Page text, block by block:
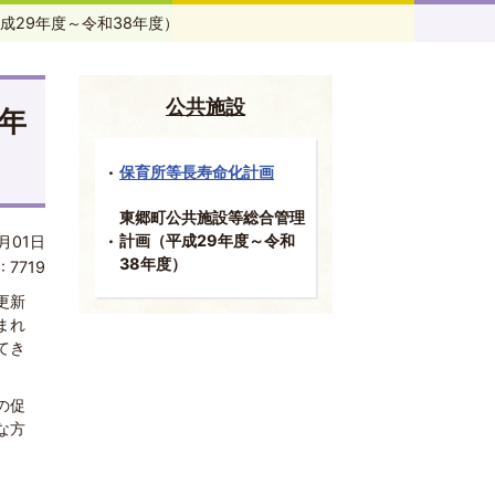
29年度～令和38年度）
01日
7719
新
れ
き
促
方
公共施設
保育所等長寿命化計画
東郷町公共施設等総合管理
計画（平成29年度～令和
38年度）